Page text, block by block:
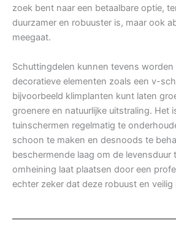
zoek bent naar een betaalbare optie,
duurzamer en robuuster is, maar ook
meegaat.
Schuttingdelen kunnen tevens
decoratieve elementen zoals een v-
bijvoorbeeld klimplanten kunt laten
groenere en natuurlijke uitstraling. Het
tuinschermen regelmatig te
schoon te maken en desnoods te
beschermende laag om de levensduur
omheining laat plaatsen door een
echter zeker dat deze robuust en veilig